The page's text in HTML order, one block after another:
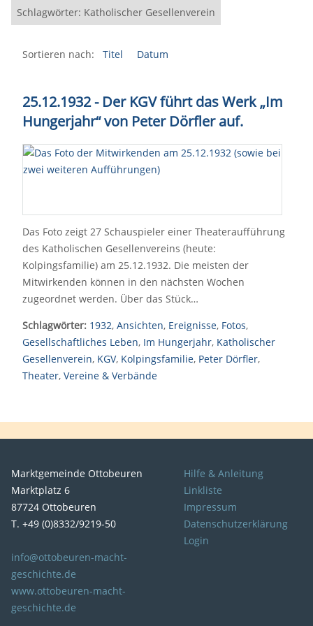
Schlagwörter: Katholischer Gesellenverein
Sortieren nach: Titel Datum
25.12.1932 - Der KGV führt das Werk „Im
Hungerjahr“ von Peter Dörfler auf.
Das Foto zeigt 27 Schauspieler einer Theateraufführung
des Katholischen Gesellenvereins (heute:
Kolpingsfamilie) am 25.12.1932. Die meisten der
Mitwirkenden können in den nächsten Wochen
zugeordnet werden. Über das Stück…
Schlagwörter: 1932, Ansichten, Ereignisse, Fotos,
Gesellschaftliches Leben, Im Hungerjahr, Katholischer
Gesellenverein, KGV, Kolpingsfamilie, Peter Dörfler,
Theater, Vereine & Verbände
Marktgemeinde Ottobeuren
Marktplatz 6
87724 Ottobeuren
T. +49 (0)8332/9219-50
info@ottobeuren-macht-
geschichte.de
www.ottobeuren-macht-
geschichte.de
Hilfe & Anleitung
Linkliste
Impressum
Datenschutzerklärung
Login